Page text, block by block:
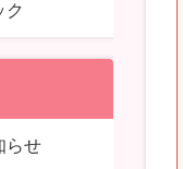
ク
らせ